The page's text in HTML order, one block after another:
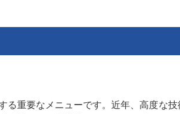
重要なメニューです。近年、高度な技